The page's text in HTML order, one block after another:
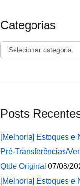
Categorias
Categorias
Posts
[Melhoria] Estoques e
Pré-Transferências/
Qtde Original 07/08/
[Melhoria] Estoques e